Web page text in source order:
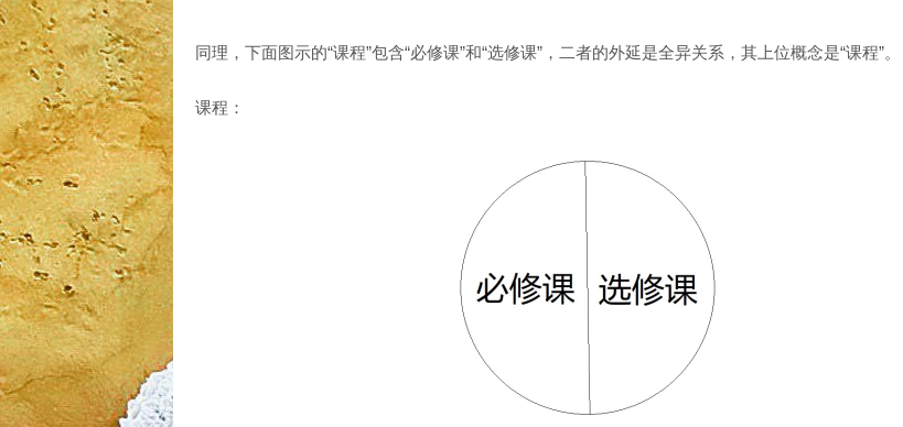
同理，下面图示的“课程”包含“必修课”和“选修课”，二者的外延是全异关系，其上位概念是“课程”。
课程：